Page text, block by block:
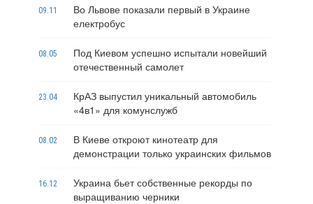
09.11
Во Львове показали первый в Украине
електробус
08.05
Под Киевом успешно испытали новейший
отечественный самолет
23.04
КрАЗ выпустил уникальный автомобиль
«4в1» для комунслужб
08.02
В Киеве откроют кинотеатр для
демонстрации только украинских фильмов
16.12
Украина бьет собственные рекорды по
выращиванию черники